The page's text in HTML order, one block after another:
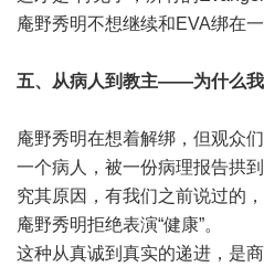
庵野秀明不想继续和EVA绑在一
五、从病人到教主——为什么
庵野秀明在想着解绑，但观众
一个病人，被一份病理报告拱
究其原因，有我们之前说过的，
庵野秀明拒绝表演“健康”。
这种从真诚到真实的递进，是